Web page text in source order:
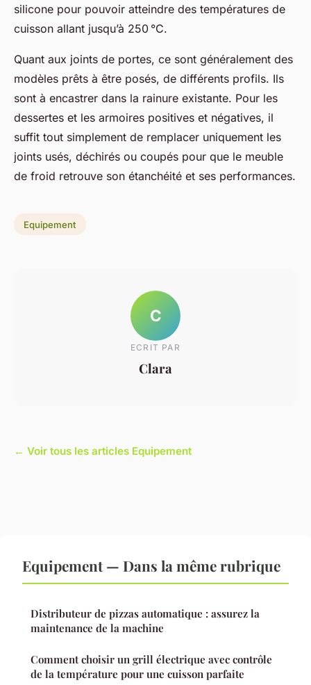
silicone pour pouvoir atteindre des températures de
cuisson allant jusqu’à 250 °C.
Quant aux joints de portes, ce sont généralement des
modèles prêts à être posés, de différents profils. Ils
sont à encastrer dans la rainure existante. Pour les
dessertes et les armoires positives et négatives, il
suffit tout simplement de remplacer uniquement les
joints usés, déchirés ou coupés pour que le meuble
de froid retrouve son étanchéité et ses performances.
Equipement
C
ECRIT PAR
Clara
← Voir tous les articles Equipement
Equipement — Dans la même rubrique
Distributeur de pizzas automatique : assurez la
maintenance de la machine
Comment choisir un grill électrique avec contrôle
de la température pour une cuisson parfaite